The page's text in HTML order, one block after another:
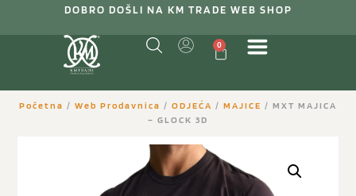
DOBRO DOŠLI NA KM TRADE WEB SHOP
0
Početna / Web Prodavnica / ODJEĆA / MAJICE / MXT MAJICA
– GLOCK 3D